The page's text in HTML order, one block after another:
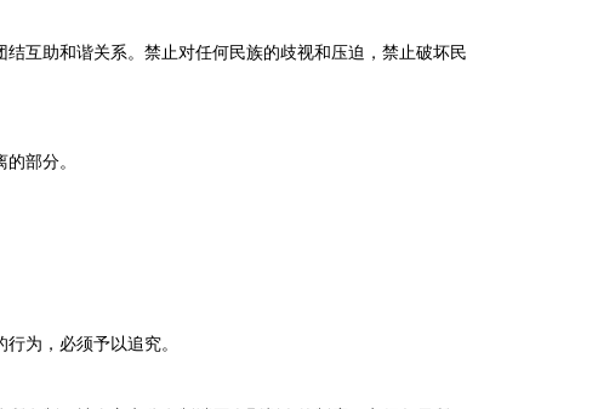
助和谐关系。禁止对任何民族的歧视和压迫，禁止破坏民
部分。
为，必须予以追究。